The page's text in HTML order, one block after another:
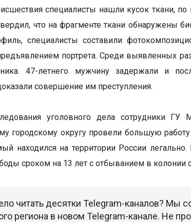
специалисты нашли кусок ткани, по
что на фрагменте ткани обнаружены
специалисты составили
портрета. Среди выявленных
47-летнего мужчину задержали и
совершение им преступления.
уголовного дела сотрудники
городскому округу провели большую
находился на территории России
сроком на 13 лет с отбыванием в колонии
читать десятки Telegram-каналов? Мы
региона в новом Telegram-канале. Не